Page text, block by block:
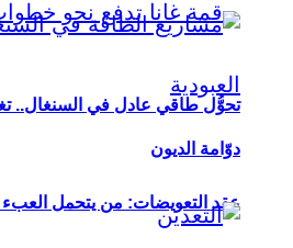
عقد التعويضات: من يتحمل
تحوُّل طاقي عادل في السنغال..
دوّامة الديون